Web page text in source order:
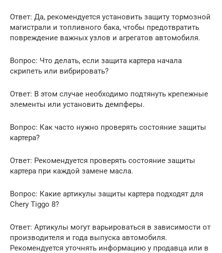
Ответ: Да, рекомендуется установить защиту тормозной
магистрали и топливного бака, чтобы предотвратить
повреждение важных узлов и агрегатов автомобиля.
Вопрос: Что делать, если защита картера начала
скрипеть или вибрировать?
Ответ: В этом случае необходимо подтянуть крепежные
элементы или установить демпферы.
Вопрос: Как часто нужно проверять состояние защиты
картера?
Ответ: Рекомендуется проверять состояние защиты
картера при каждой замене масла.
Вопрос: Какие артикулы защиты картера подходят для
Chery Tiggo 8?
Ответ: Артикулы могут варьироваться в зависимости от
производителя и года выпуска автомобиля.
Рекомендуется уточнять информацию у продавца или в